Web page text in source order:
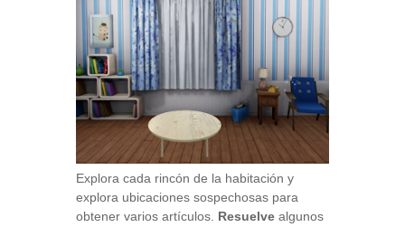
Explora cada rincón de la habitación y
explora ubicaciones sospechosas para
obtener varios artículos. Resuelve algunos